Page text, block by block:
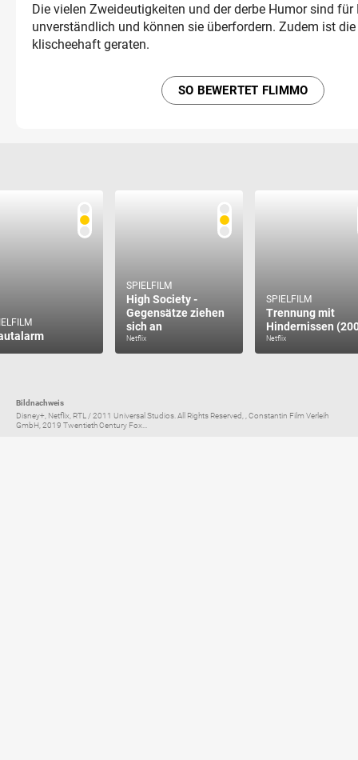
Die vielen Zweideutigkeiten und der derbe Humor sind für
unverständlich und können sie überfordern. Zudem ist
klischeehaft geraten.
SO BEWERTET FLIMMO
SPIELFILM
High Society -
Gegensätze ziehen
sich an
Netflix
SPIELFILM
Trennung mit
Hindernissen
Netflix
Bildnachweis
Disney+, Netflix, RTL / 2011 Universal Studios. All Rights Reserved, , Constantin Film Verleih
GmbH, 2019 Twentieth Century Fox...